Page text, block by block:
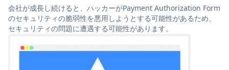
会社が成長し続けると、ハッカーがPayment Authorization Form
のセキュリティの脆弱性を悪用しようとする可能性があるため、
セキュリティの問題に遭遇する可能性があります。